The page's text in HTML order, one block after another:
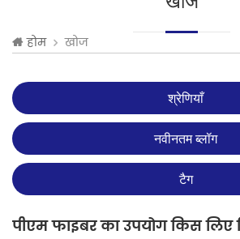
होम खोज
श्रेणियाँ
नवीनतम ब्लॉग
टैग